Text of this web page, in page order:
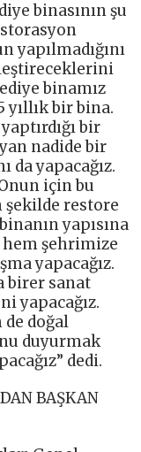
binasının şu
yapılmadığını
binamız
yıllık bir bina.
bir
nadide bir
da yapacağız.
için bu
şekilde restore
yapısına
hem şehrimize
yapacağız.
birer sanat
yapacağız.
doğal
duyurmak
dedi.
BAŞKAN